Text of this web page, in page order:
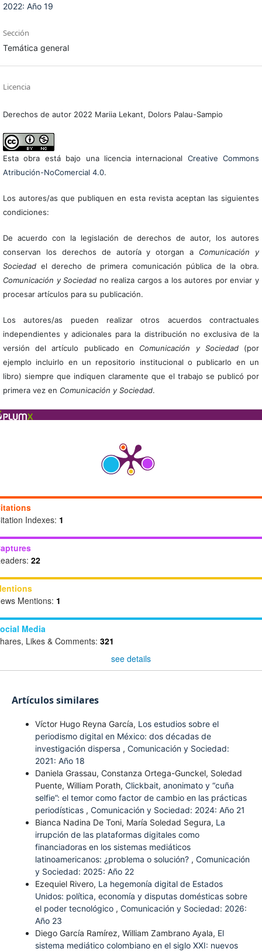
2022: Año 19
Sección
Temática general
Licencia
Derechos de autor 2022 Mariia Lekant, Dolors Palau-Sampio
Esta obra está bajo una licencia internacional Creative Commons
Atribución-NoComercial 4.0.
Los autores/as que publiquen en esta revista aceptan las siguientes
condiciones:
De acuerdo con la legislación de derechos de autor, los autores
conservan los derechos de autoría y otorgan a Comunicación y
Sociedadel derecho de primera comunicación pública de la obra.
Comunicación y Sociedad no realiza cargos a los autores por enviar y
procesar artículos para su publicación.
Los autores/as pueden realizar otros acuerdos contractuales
independientes y adicionales para la distribución no exclusiva de la
versión del artículo publicado en Comunicación y Sociedad(por
ejemplo incluirlo en un repositorio institucional o publicarlo en un
libro) siempre que indiquen claramente que el trabajo se publicó por
primera vez en Comunicación y Sociedad.
Indexes: 1
22
Mentions: 1
Media
Likes & Comments: 321
see details
Artículos similares
Víctor Hugo Reyna García, Los estudios sobre el
periodismo digital en México: dos décadas de
investigación dispersa , Comunicación y Sociedad:
2021: Año 18
Daniela Grassau, Constanza Ortega-Gunckel, Soledad
Puente, William Porath, Clickbait, anonimato y “cuña
selfie”: el temor como factor de cambio en las prácticas
periodísticas , Comunicación y Sociedad: 2024: Año 21
Bianca Nadina De Toni, María Soledad Segura, La
irrupción de las plataformas digitales como
financiadoras en los sistemas mediáticos
latinoamericanos: ¿problema o solución? , Comunicación
y Sociedad: 2025: Año 22
Ezequiel Rivero, La hegemonía digital de Estados
Unidos: política, economía y disputas domésticas sobre
el poder tecnológico , Comunicación y Sociedad: 2026:
Año 23
Diego García Ramírez, William Zambrano Ayala, El
sistema mediático colombiano en el siglo XXI: nuevos